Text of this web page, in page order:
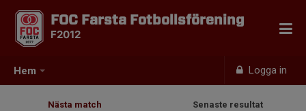
Hem Logga in
FOC Farsta Fotbollsförening
F2012
Nästa match Senaste resultat